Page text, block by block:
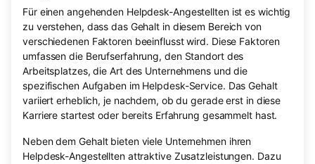
Für einen angehenden Helpdesk-Angestellten ist es wichtig
zu verstehen, dass das Gehalt in diesem Bereich von
verschiedenen Faktoren beeinflusst wird. Diese Faktoren
umfassen die Berufserfahrung, den Standort des
Arbeitsplatzes, die Art des Unternehmens und die
spezifischen Aufgaben im Helpdesk-Service. Das Gehalt
variiert erheblich, je nachdem, ob du gerade erst in diese
Karriere startest oder bereits Erfahrung gesammelt hast.
Neben dem Gehalt bieten viele Unternehmen ihren
Helpdesk-Angestellten attraktive Zusatzleistungen. Dazu